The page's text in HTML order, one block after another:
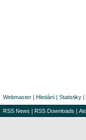
Webmaster | Hledání | Statistiky |
RSS News | RSS Downloads |